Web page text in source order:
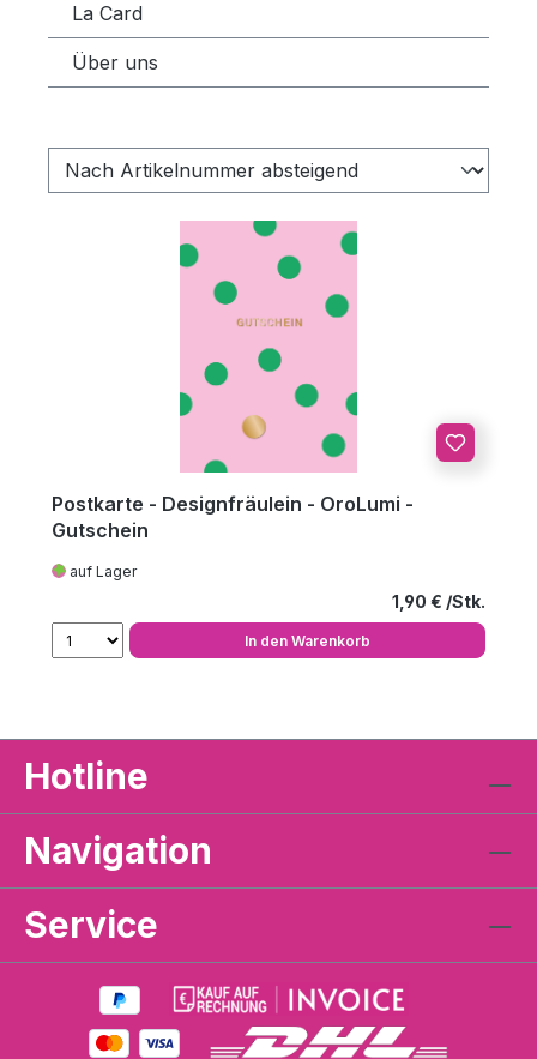
La Card
Über uns
Postkarte - Designfräulein - OroLumi -
Gutschein
auf Lager
Regulärer
1,90 €
In den Warenkorb
Hotline
Navigation
Service